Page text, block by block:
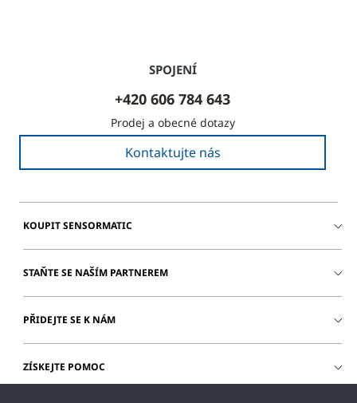
SPOJENÍ
+420 606 784 643
Prodej a obecné dotazy
Kontaktujte nás
KOUPIT SENSORMATIC
STAŇTE SE NAŠÍM PARTNEREM
PŘIDEJTE SE K NÁM
ZÍSKEJTE POMOC